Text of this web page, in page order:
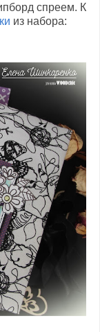
спреем. К
из набора: